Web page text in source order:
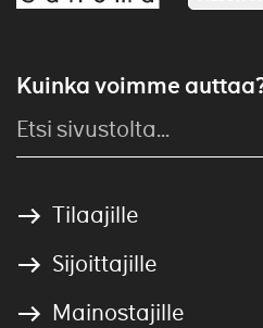
Kuinka voimme
Tilaajille
Sijoittajille
Mainostajille